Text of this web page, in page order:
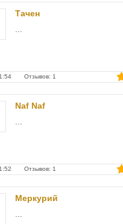
Тачен
Отзывов: 1
Naf Naf
Отзывов: 1
Меркурий